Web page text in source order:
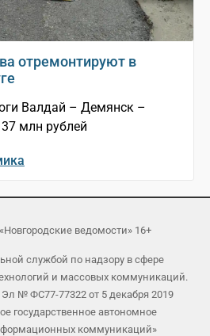
отремонтируют в
Валдай – Демянск –
млн рублей
ведомости» 16+
службой по надзору в сфере
и массовых коммуникаций.
№ ФС77-77322 от 5 декабря 2019
государственное автономное
коммуникаций»